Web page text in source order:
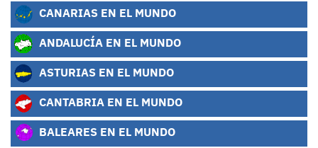
CANARIAS EN EL MUNDO
ANDALUCÍA EN EL MUNDO
ASTURIAS EN EL MUNDO
CANTABRIA EN EL MUNDO
BALEARES EN EL MUNDO